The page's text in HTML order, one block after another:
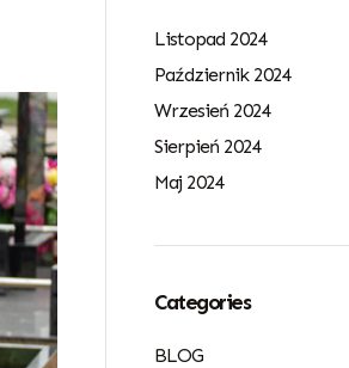
Listopad 2024
Październik 2024
Wrzesień 2024
Sierpień 2024
Maj 2024
Categories
BLOG